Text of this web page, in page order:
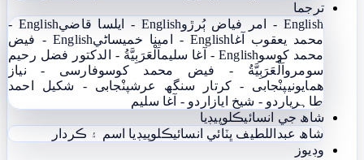
ترجما
English - امر فياض ٻُرڙو
English - ايلسا قاضي
English -
محمد يعقوب آغاEnglish - امينا خميساڻي
English - فيض
محمد کوسوEnglish - آغا سليم
اَلْعَرَبِيَّةُ - الدکتور فضل رحیم
سومرو اَلْعَرَبِيَّةُ - فيض محمد کوسوفارسی - نياز
ھمايونيپنْجابی - کرتار سنگھ عرشپنْجابی - شکیل احمد
طاہریاردو - شيخ اياز اردو - آغا سليم
شاھ جي انسائيڪلوپيڊيا
شاھ عبداللطيف ڀٽائي انسائيڪلوپيڊيا اسم ۽ ڪردار
وڊيوز